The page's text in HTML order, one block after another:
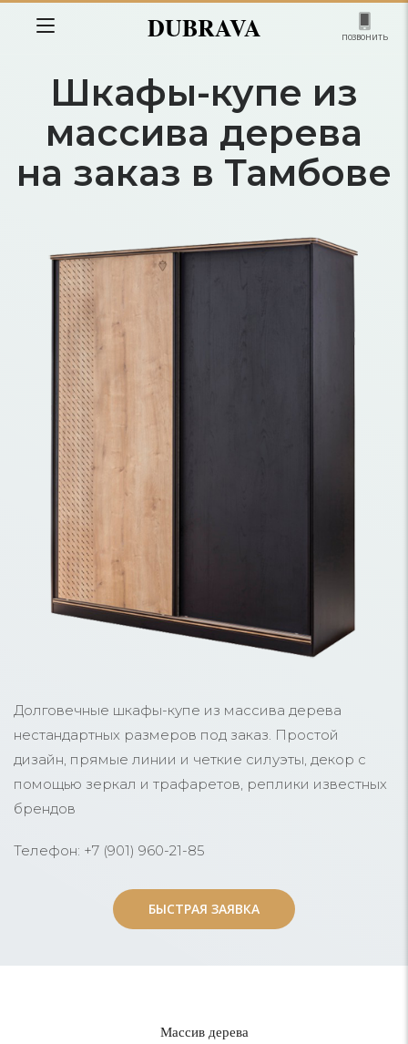
DUBRAVA позвонить
Шкафы-купе из
массива дерева
на заказ в Тамбове
Долговечные шкафы-купе из массива дерева
нестандартных размеров под заказ. Простой
дизайн, прямые линии и четкие силуэты, декор с
помощью зеркал и трафаретов, реплики известных
брендов
Телефон: +7 (901) 960-21-85
БЫСТРАЯ ЗАЯВКА
БЫСТРАЯ ЗАЯВКА
Массив дерева